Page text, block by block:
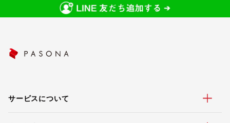
サービスについて